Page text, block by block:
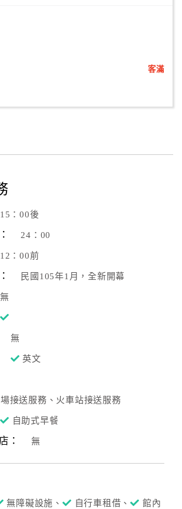
客滿
15：00後
24：00
12：00前
民國105年1月，全新開幕
無
無
英文
接送服務、火車站接送服務
自助式早餐
： 無
無障礙設施、 自行車租借、
館內